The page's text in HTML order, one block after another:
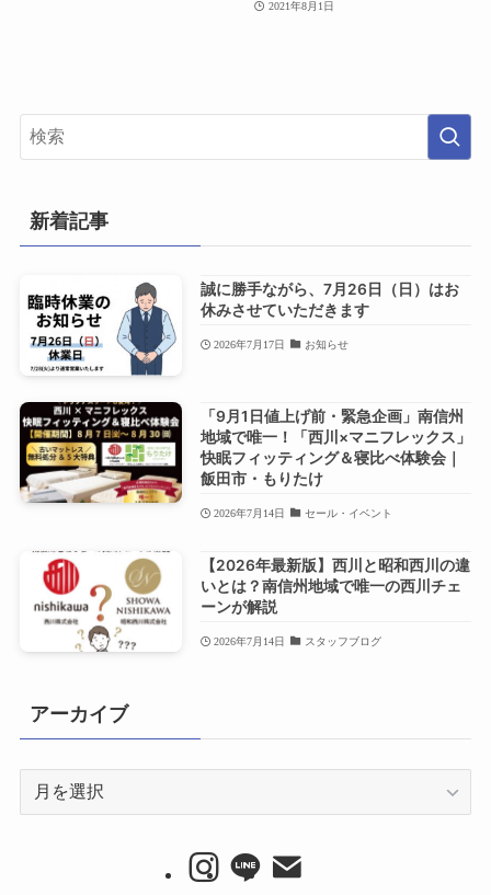
2021年8月1日
新着記事
誠に勝手ながら、7月26日（日）はお
休みさせていただきます
2026年7月17日 お知らせ
「9月1日値上げ前・緊急企画」南信州
地域で唯一！「西川×マニフレックス」
快眠フィッティング＆寝比べ体験会｜
飯田市・もりたけ
2026年7月14日 セール・イベント
【2026年最新版】西川と昭和西川の違
いとは？南信州地域で唯一の西川チェ
ーンが解説
2026年7月14日 スタッフブログ
アーカイブ